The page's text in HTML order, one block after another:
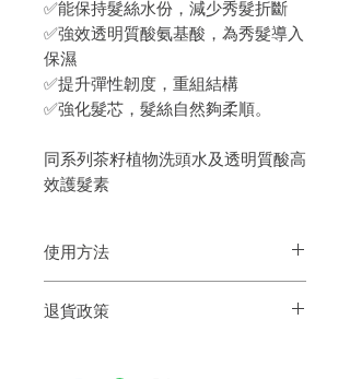
✅能保持髮絲水份，減少秀髮折斷
✅強效透明質酸氨基酸，為秀髮導入
保濕
✅提升彈性韌度，重組結構
✅強化髮芯，髮絲自然夠柔順。
同系列茶籽植物洗頭水及透明質酸高
效護髮素
使用方法
並沖洗。如有必要，請重複。
退貨政策